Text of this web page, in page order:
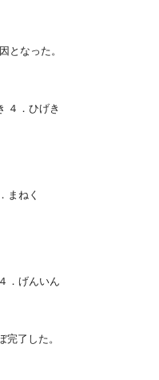
となった。
４．ひげき
まねく
．げんいん
了した。